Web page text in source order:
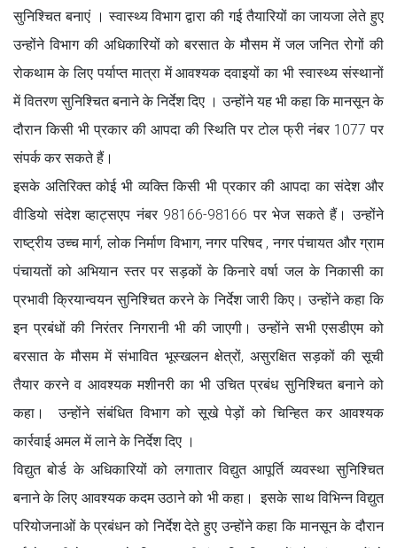
सुनिश्चित बनाएं । स्वास्थ्य विभाग द्वारा की गई तैयारियों का जायजा लेते हुए
उन्होंने विभाग की अधिकारियों को बरसात के मौसम में जल जनित रोगों की
रोकथाम के लिए पर्याप्त मात्रा में आवश्यक दवाइयों का भी स्वास्थ्य संस्थानों
में वितरण सुनिश्चित बनाने के निर्देश दिए । उन्होंने यह भी कहा कि मानसून के
दौरान किसी भी प्रकार की आपदा की स्थिति पर टोल फ्री नंबर 1077 पर
संपर्क कर सकते हैं।
इसके अतिरिक्त कोई भी व्यक्ति किसी भी प्रकार की आपदा का संदेश और
वीडियो संदेश व्हाट्सएप नंबर 98166-98166 पर भेज सकते हैं। उन्होंने
राष्ट्रीय उच्च मार्ग, लोक निर्माण विभाग, नगर परिषद , नगर पंचायत और ग्राम
पंचायतों को अभियान स्तर पर सड़कों के किनारे वर्षा जल के निकासी का
प्रभावी क्रियान्वयन सुनिश्चित करने के निर्देश जारी किए। उन्होंने कहा कि
इन प्रबंधों की निरंतर निगरानी भी की जाएगी। उन्होंने सभी एसडीएम को
बरसात के मौसम में संभावित भूस्खलन क्षेत्रों, असुरक्षित सड़कों की सूची
तैयार करने व आवश्यक मशीनरी का भी उचित प्रबंध सुनिश्चित बनाने को
कहा। उन्होंने संबंधित विभाग को सूखे पेड़ों को चिन्हित कर आवश्यक
कार्रवाई अमल में लाने के निर्देश दिए ।
विद्युत बोर्ड के अधिकारियों को लगातार विद्युत आपूर्ति व्यवस्था सुनिश्चित
बनाने के लिए आवश्यक कदम उठाने को भी कहा। इसके साथ विभिन्न विद्युत
परियोजनाओं के प्रबंधन को निर्देश देते हुए उन्होंने कहा कि मानसून के दौरान